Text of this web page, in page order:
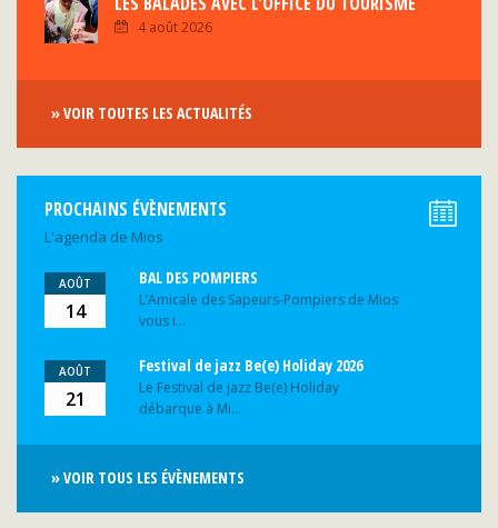
4 août 2026
» VOIR TOUTES LES ACTUALITÉS
PROCHAINS ÉVÈNEMENTS
L'agenda de Mios
AOÛT
14
BAL DES POMPIERS
L’Amicale des Sapeurs-Pompiers de Mios
vous i...
AOÛT
21
Festival de jazz Be(e) Holiday 2026
Le Festival de jazz Be(e) Holiday
débarque à Mi...
» VOIR TOUS LES ÉVÈNEMENTS